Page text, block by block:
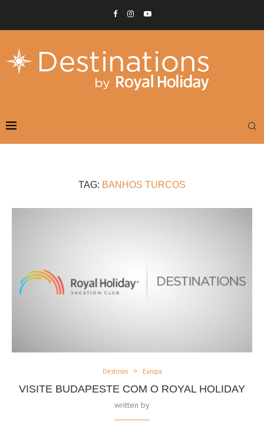
TAG: BANHOS TURCOS
Destinos Europa
VISITE BUDAPESTE COM O ROYAL HOLIDAY
written by